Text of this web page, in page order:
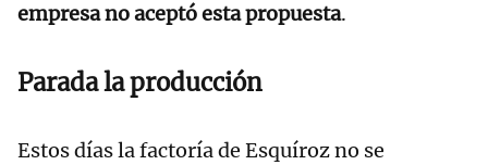
empresa no aceptó esta propuesta.
Parada la producción
Estos días la factoría de Esquíroz no se